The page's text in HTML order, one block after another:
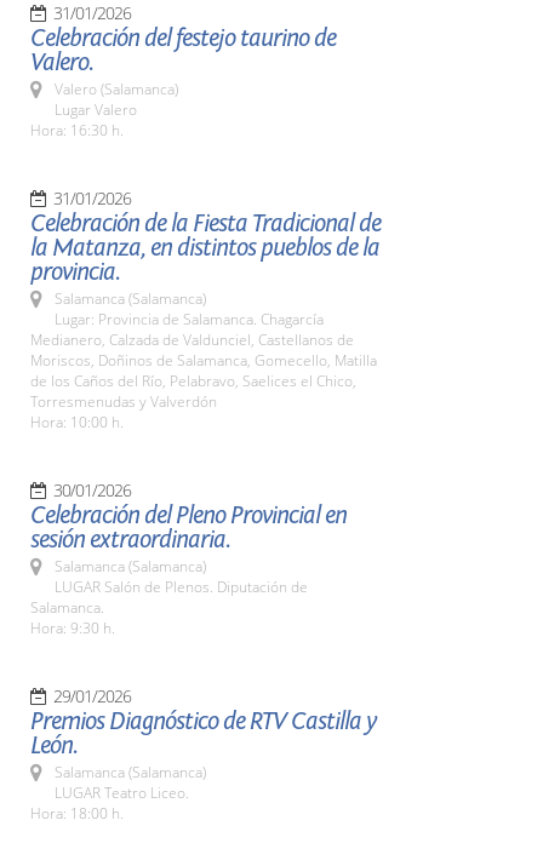
31/01/2026
Celebración del festejo taurino de
Valero.
Valero (Salamanca)
Lugar Valero
Hora: 16:30 h.
31/01/2026
Celebración de la Fiesta Tradicional de
la Matanza, en distintos pueblos de la
provincia.
Salamanca (Salamanca)
Lugar: Provincia de Salamanca. Chagarcía
Medianero, Calzada de Valdunciel, Castellanos de
Moriscos, Doñinos de Salamanca, Gomecello, Matilla
de los Caños del Río, Pelabravo, Saelices el Chico,
Torresmenudas y Valverdón
Hora: 10:00 h.
30/01/2026
Celebración del Pleno Provincial en
sesión extraordinaria.
Salamanca (Salamanca)
LUGAR Salón de Plenos. Diputación de
Salamanca.
Hora: 9:30 h.
29/01/2026
Premios Diagnóstico de RTV Castilla y
León.
Salamanca (Salamanca)
LUGAR Teatro Liceo.
Hora: 18:00 h.